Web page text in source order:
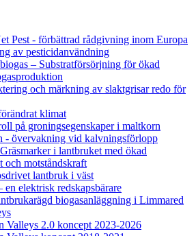
Pest - förbättrad rådgivning inom Europa
av pesticidanvändning
– Substratförsörjning för ökad
och märkning av slaktgrisar redo för
klimat
på groningsegenskaper i maltkorn
- övervakning vid kalvningsförlopp
i lantbruket med ökad
och motståndskraft
lantbruk i väst
elektrisk redskapsbärare
biogasanläggning i Limmared
Valleys 2.0 koncept 2023-2026